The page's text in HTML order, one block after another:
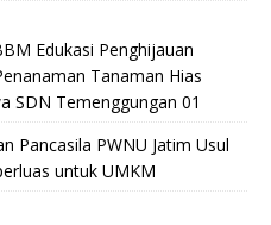
Edukasi Penghijauan
Tanaman Hias
SDN Temenggungan 01
Pancasila PWNU Jatim Usul
untuk UMKM